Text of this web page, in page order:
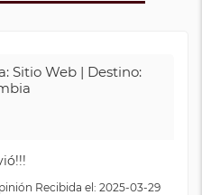
Sitio Web | Destino:
Recibida el: 2025-03-29